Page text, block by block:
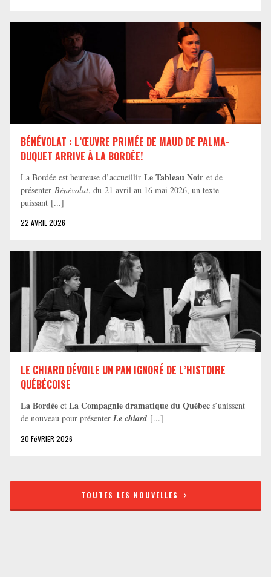
BÉNÉVOLAT : L’ŒUVRE PRIMÉE DE MAUD DE PALMA-
DUQUET ARRIVE À LA BORDÉE!
La Bordée est heureuse d’accueillir Le Tableau Noir et de
présenter Bénévolat, du 21 avril au 16 mai 2026, un texte
puissant [...]
22 AVRIL 2026
LE CHIARD DÉVOILE UN PAN IGNORÉ DE L’HISTOIRE
QUÉBÉCOISE
La Bordée et La Compagnie dramatique du Québec s’unissent
de nouveau pour présenter Le chiard [...]
20 FéVRIER 2026
TOUTES LES NOUVELLES